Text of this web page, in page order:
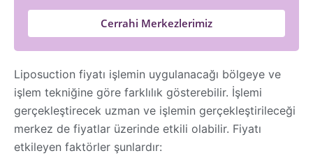
Liposuction fiyatı işlemin uygulanacağı bölgeye ve
işlem tekniğine göre farklılık gösterebilir. İşlemi
gerçekleştirecek uzman ve işlemin gerçekleştirileceği
merkez de fiyatlar üzerinde etkili olabilir. Fiyatı
etkileyen faktörler şunlardır:
Cerrahi Merkezlerimiz